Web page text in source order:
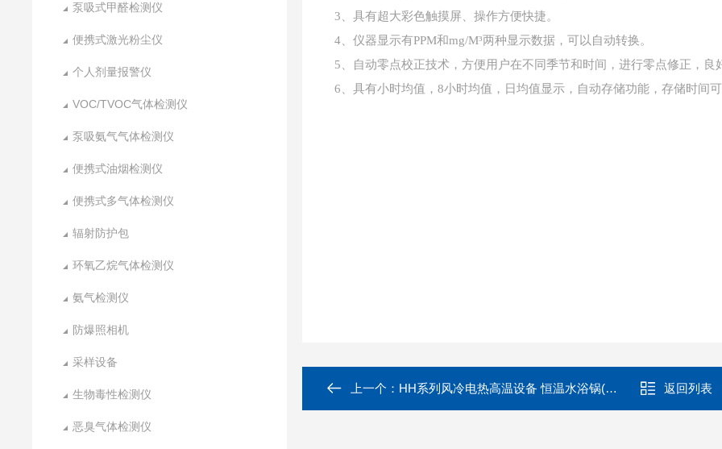
泵吸式甲醛检测仪
便携式激光粉尘仪
个人剂量报警仪
VOC/TVOC气体检测仪
泵吸氨气气体检测仪
便携式油烟检测仪
便携式多气体检测仪
辐射防护包
环氧乙烷气体检测仪
氨气检测仪
防爆照相机
采样设备
生物毒性检测仪
恶臭气体检测仪
3、具有超大彩色触摸屏、操作方便快捷。
4、仪器显示有PPM和mg/M³两种显示数据，可以自动转换。
5、自动零点校正技术，方便用户在不同季节和时间，进行零点修正，良
6、具有小时均值，8小时均值，日均值显示，自动存储功能，存储时间可
上一个： HH系列风冷电热高温设备 恒温水浴锅(可定制) 返回列表